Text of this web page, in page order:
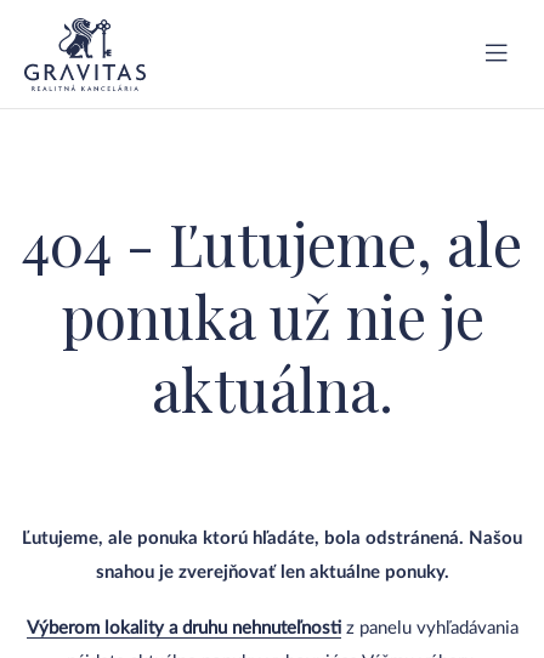
404 - Ľutujeme, ale
ponuka už nie je
aktuálna.
Ľutujeme, ale ponuka ktorú hľadáte, bola odstránená. Našou
snahou je zverejňovať len aktuálne ponuky.
Výberom lokality a druhu nehnuteľnostiz panelu vyhľadávania